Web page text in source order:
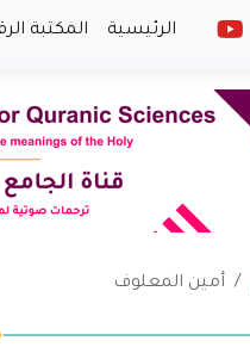
الرئيسية المكتبة
أمين المعلوف